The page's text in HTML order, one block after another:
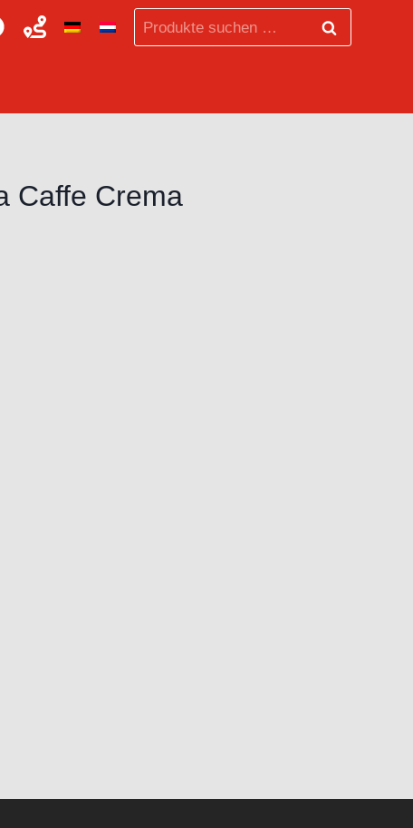
Suchen
nach:
Suchen
Caffe Crema